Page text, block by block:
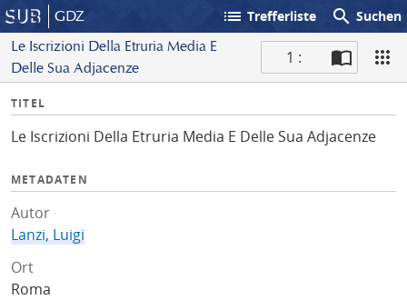
GDZ list Trefferliste search Suchen
Le Iscrizioni Della Etruria Media E
Delle Sua Adjacenze
1 :
I
f
TITEL
Le Iscrizioni Della Etruria Media E Delle Sua Adjacenze
METADATEN
Autor
Lanzi, Luigi
Ort
Roma